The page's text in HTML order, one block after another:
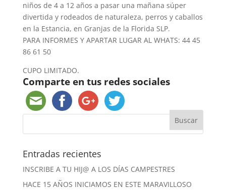
niños de 4 a 12 años a pasar una mañana súper
divertida y rodeados de naturaleza, perros y caballos
en la Estancia, en Granjas de la Florida SLP.
PARA INFORMES Y APARTAR LUGAR AL WHATS: 44 45
86 61 50
CUPO LIMITADO.
Comparte en tus redes sociales
Entradas recientes
INSCRIBE A TU HIJ@ A LOS DÍAS CAMPESTRES
HACE 15 AÑOS INICIAMOS EN ESTE MARAVILLOSO